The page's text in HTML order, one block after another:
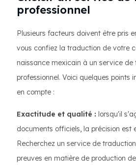
professionnel
Plusieurs facteurs doivent être pris
vous confiez la traduction de votre
naissance mexicain à un service de
professionnel. Voici quelques points
en compte :
Exactitude et qualité : lorsqu'il
documents officiels, la précision est
Recherchez un service de
preuves en matière de production